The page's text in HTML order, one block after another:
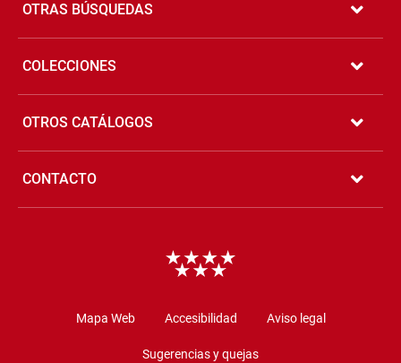
OTRAS BÚSQUEDAS
COLECCIONES
OTROS CATÁLOGOS
CONTACTO
Mapa Web Accesibilidad Aviso legal
Sugerencias y quejas